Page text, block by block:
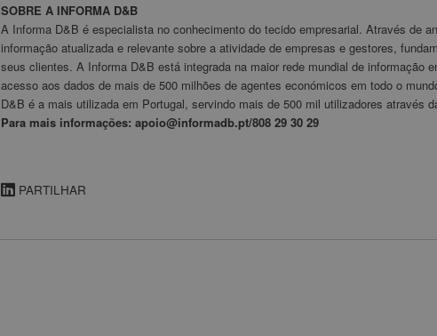
SOBRE A INFORMA D&B
A Informa D&B é especialista no conhecimento do tecido empresarial. Através de
informação atualizada e relevante sobre a atividade de empresas e gestores,
seus clientes. A Informa D&B está integrada na maior rede mundial de informação
acesso aos dados de mais de 500 milhões de agentes económicos em todo o
D&B é a mais utilizada em Portugal, servindo mais de 500 mil utilizadores através
Para mais informações: apoio@informadb.pt/808 29 30 29
PARTILHAR